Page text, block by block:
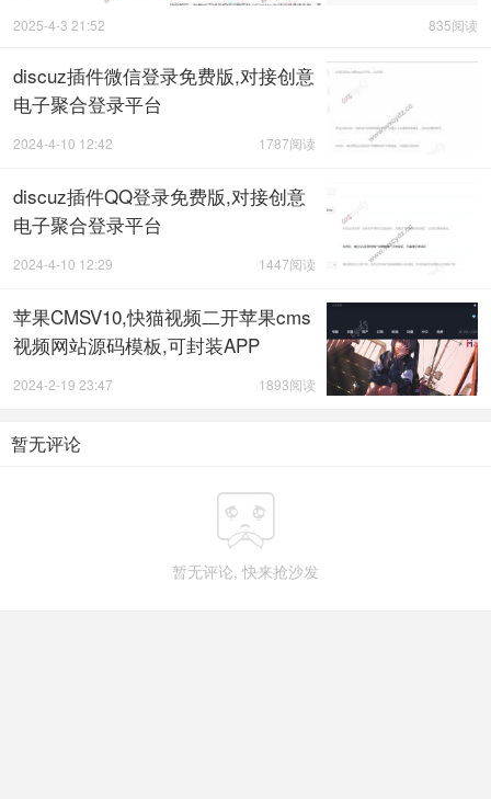
835阅读
2025-4-3 21:52
discuz插件微信登录免费版,对接创意
电子聚合登录平台
1787阅读
2024-4-10 12:42
discuz插件QQ登录免费版,对接创意
电子聚合登录平台
1447阅读
2024-4-10 12:29
苹果CMSV10,快猫视频二开苹果cms
视频网站源码模板,可封装APP
1893阅读
2024-2-19 23:47
暂无评论

暂无评论, 快来抢沙发